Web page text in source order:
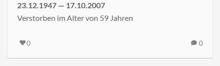
Korwald
23.12.1947 — 17.10.2007
Verstorben im Alter von 59 Jahren
0 0